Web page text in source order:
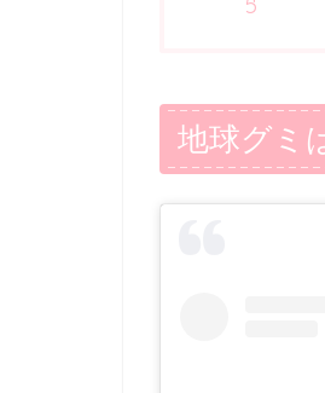
地球グミ